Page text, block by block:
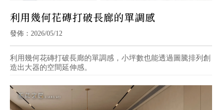
利用幾何花磚打破長廊的單調感
發佈：2026/05/12
利用幾何花磚打破長廊的單調感，小坪數也能透過圖騰排列創
造出大器的空間延伸感。